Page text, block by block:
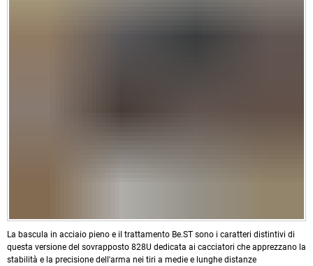
La bascula in acciaio pieno e il trattamento Be.ST sono i caratteri distintivi di
questa versione del sovrapposto 828U dedicata ai cacciatori che apprezzano la
stabilità e la precisione dell'arma nei tiri a medie e lunghe distanze